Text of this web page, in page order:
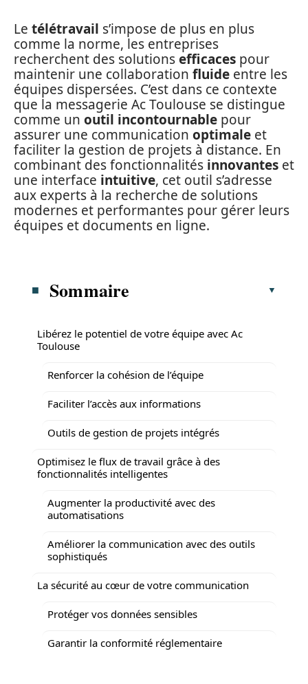
Le télétravail s’impose de plus en plus
comme la norme, les entreprises
recherchent des solutionsefficaces pour
maintenir une collaboration fluide entre les
équipes dispersées. C’est dans ce contexte
que la messagerie Ac Toulouse se distingue
comme un outil incontournable pour
assurer une communication optimale et
faciliter la gestion de projets à distance. En
combinant des fonctionnalités innovantes et
une interface intuitive, cet outil s’adresse
aux experts à la recherche de solutions
modernes et performantes pour gérer leurs
équipes et documents en ligne.
Sommaire
Libérez le potentiel de votre équipe avec Ac
Toulouse
Renforcer la cohésion de l’équipe
Faciliter l’accès aux informations
Outils de gestion de projets intégrés
Optimisez le flux de travail grâce à des
fonctionnalités intelligentes
Augmenter la productivité avec des
automatisations
Améliorer la communication avec des outils
sophistiqués
La sécurité au cœur de votre communication
Protéger vos données sensibles
Garantir la conformité réglementaire